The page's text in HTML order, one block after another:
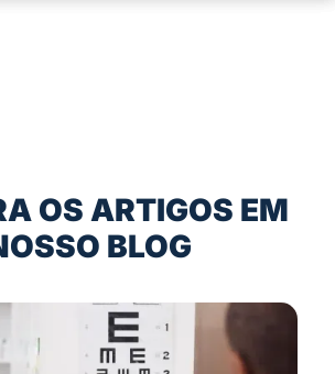
OS ARTIGOS EM
BLOG